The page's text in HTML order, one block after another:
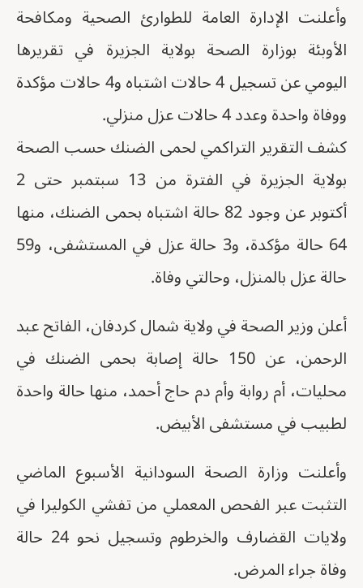
وأعلنت الإدارة العامة للطوارئ الصحية ومكافحة
الأوبئة بوزارة الصحة بولاية الجزيرة في تقريرها
اليومي عن تسجيل 4 حالات اشتباه و4 حالات مؤكدة
ووفاة واحدة وعدد 4 حالات عزل منزلي.
كشف التقرير التراكمي لحمى الضنك حسب الصحة
بولاية الجزيرة في الفترة من 13 سبتمبر حتى 2
أكتوبر عن وجود 82 حالة اشتباه بحمى الضنك، منها
64 حالة مؤكدة، و3 حالة عزل في المستشفى، و59
حالة عزل بالمنزل، وحالتي وفاة.
أعلن وزير الصحة في ولاية شمال كردفان، الفاتح عبد
الرحمن، عن 150 حالة إصابة بحمى الضنك في
محليات، أم روابة وأم دم حاج أحمد، منها حالة واحدة
لطبيب في مستشفى الأبيض.
وأعلنت وزارة الصحة السودانية الأسبوع الماضي
التثبت عبر الفحص المعملي من تفشي الكوليرا في
ولايات القضارف والخرطوم وتسجيل نحو 24 حالة
وفاة جراء المرض.